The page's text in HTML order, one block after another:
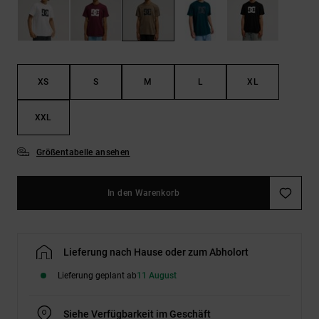
ansehen
XS S M L XL
XXL
Größentabelle ansehen
In den Warenkorb
Lieferung nach Hause oder zum Abholort
Lieferung geplant ab11 August
Siehe Verfügbarkeit im Geschäft